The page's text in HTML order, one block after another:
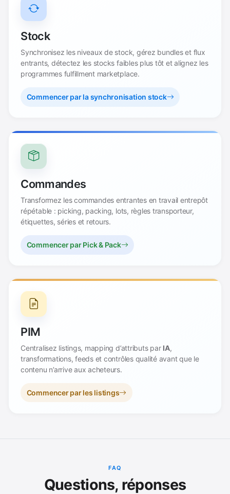
Stock
Synchronisez les niveaux de stock, gérez bundles et flux
entrants, détectez les stocks faibles plus tôt et alignez les
programmes fulfillment marketplace.
Commencer par la synchronisation stock
Commandes
Transformez les commandes entrantes en travail entrepôt
répétable : picking, packing, lots, règles transporteur,
étiquettes, séries et retours.
Commencer par Pick & Pack
PIM
Centralisez listings, mapping d’attributs par IA,
transformations, feeds et contrôles qualité avant que le
contenu n’arrive aux acheteurs.
Commencer par les listings
FAQ
Questions, réponses